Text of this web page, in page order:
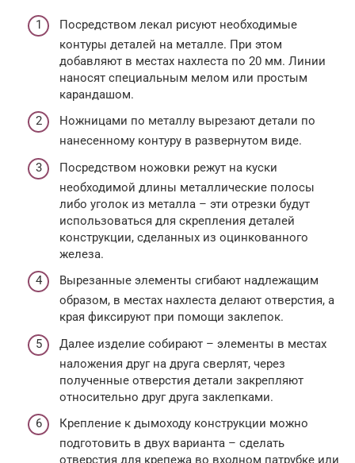
Посредством лекал рисуют необходимые
контуры деталей на металле. При этом
добавляют в местах нахлеста по 20 мм. Линии
наносят специальным мелом или простым
карандашом.
Ножницами по металлу вырезают детали по
нанесенному контуру в развернутом виде.
Посредством ножовки режут на куски
необходимой длины металлические полосы
либо уголок из металла – эти отрезки будут
использоваться для скрепления деталей
конструкции, сделанных из оцинкованного
железа.
Вырезанные элементы сгибают надлежащим
образом, в местах нахлеста делают отверстия, а
края фиксируют при помощи заклепок.
Далее изделие собирают – элементы в местах
наложения друг на друга сверлят, через
полученные отверстия детали закрепляют
относительно друг друга заклепками.
Крепление к дымоходу конструкции можно
подготовить в двух варианта – сделать
отверстия для крепежа во входном патрубке или